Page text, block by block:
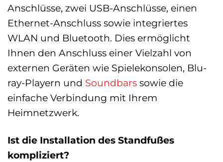
Anschlüsse, zwei USB-Anschlüsse, einen
Ethernet-Anschluss sowie integriertes
WLAN und Bluetooth. Dies ermöglicht
Ihnen den Anschluss einer Vielzahl von
externen Geräten wie Spielekonsolen, Blu-
ray-Playern und Soundbars sowie die
einfache Verbindung mit Ihrem
Heimnetzwerk.
Ist die Installation des Standfußes
kompliziert?